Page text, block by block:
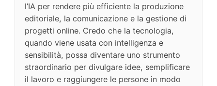
l’IA per rendere più efficiente la produzione
editoriale, la comunicazione e la gestione di
progetti online. Credo che la tecnologia,
quando viene usata con intelligenza e
sensibilità, possa diventare uno strumento
straordinario per divulgare idee, semplificare
il lavoro e raggiungere le persone in modo